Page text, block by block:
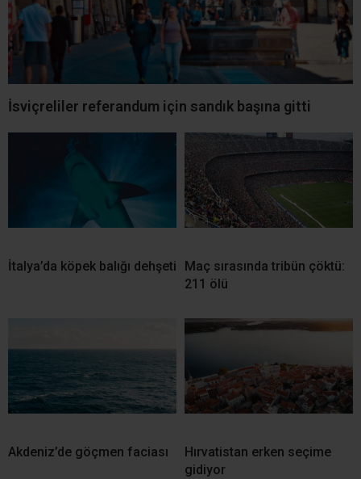
İsviçreliler referandum için sandık başına gitti
İtalya’da köpek balığı dehşeti
Maç sırasında tribün çöktü:
211 ölü
Akdeniz’de göçmen faciası
Hırvatistan erken seçime
gidiyor